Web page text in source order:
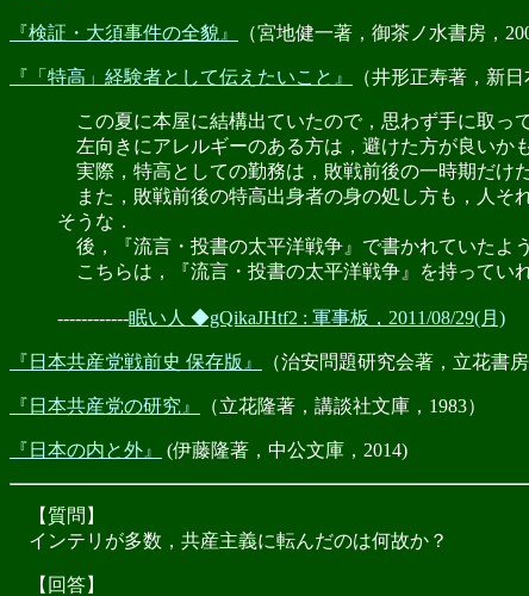
『検証・大須事件の全貌』 （宮地健一著，御茶ノ水書房，
『「特高」経験者として伝えたいこと』 （井形正寿著，新日
この夏に本屋に結構出ていたので，思わず手に取っ
左向きにアレルギーのある方は，避けた方が良いかも
実際，特高としての勤務は，敗戦前後の一時期だけ
また，敗戦前後の特高出身者の身の処し方も，人そ
そうな．
後，『流言・投書の太平洋戦争』で書かれていたよ
こちらは，『流言・投書の太平洋戦争』を持ってい
------------眠い人 ◆gQikaJHtf2 : 軍事板，2011/08/29(月)
『日本共産党戦前史 保存版』 （治安問題研究会著，立花書房
『日本共産党の研究』 （立花隆著，講談社文庫，1983）
『日本の内と外』 (伊藤隆著，中公文庫，2014)
【質問】
インテリが多数，共産主義に転んだのは何故か？
【回答】